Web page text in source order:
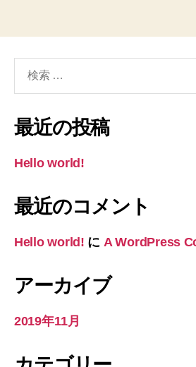
象:
最近の投稿
Hello world!
最近のコメント
Hello world! に A WordPress
アーカイブ
2019年11月